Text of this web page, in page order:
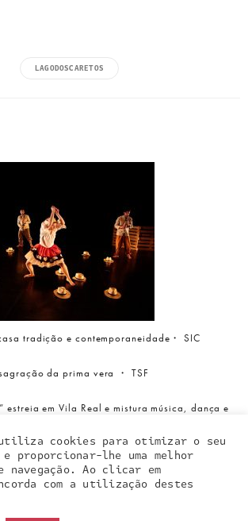
LAGODOSCARETOS
tradição e contemporaneidade・ SIC
da prima vera ・ TSF
estreia em Vila Real e mistura música, dança e
cookies para otimizar o seu
e proporcionar-lhe uma melhor
navegação. Ao clicar em
com a utilização destes
Learn more about our use of